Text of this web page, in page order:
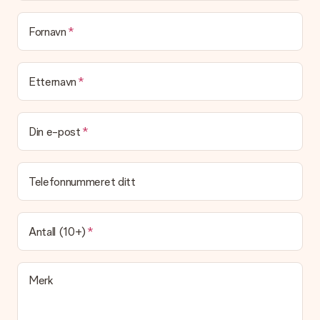
Blir gaven min pakket inn?
(Foreløpig) tilbyr vi ikke denne tjenesten. Vi leverer våre gaver
Leveringstid, leveringsalternativer og frakt
Kan jeg velge en leveringsdato?
Det er ikke mulig å velge en bestemt leveringsdato.
Leveringstiden er indikert på produktsiden til gaven. Du kan
stole på at vår operatør leverer gaven din denne dagen.
Hvilke leveringsalternativer kan jeg velge mellom?
For tiden er det ikke mulig å velge et leveringsalternativ.
Gaven du bestiller sendes enten som en pakke eller som
postbokslevering. Vil du vite hvilket alternativ bestillingen din
faller inn under? Ta kontakt med vår kundeservice.
Fornavn
Etternavn
Din e-post
Telefonnummeret ditt
Antall (10+)
Merk